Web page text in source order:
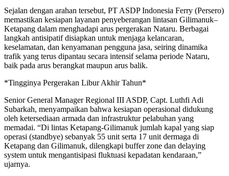
Sejalan dengan arahan tersebut, PT ASDP Indonesia Ferry (Persero)
memastikan kesiapan layanan penyeberangan lintasan Gilimanuk–
Ketapang dalam menghadapi arus pergerakan Nataru. Berbagai
langkah antisipatif disiapkan untuk menjaga kelancaran,
keselamatan, dan kenyamanan pengguna jasa, seiring dinamika
trafik yang terus dipantau secara intensif selama periode Nataru,
baik pada arus berangkat maupun arus balik.
*Tingginya Pergerakan Libur Akhir Tahun*
Senior General Manager Regional III ASDP, Capt. Luthfi Adi
Subarkah, menyampaikan bahwa kesiapan operasional didukung
oleh ketersediaan armada dan infrastruktur pelabuhan yang
memadai. “Di lintas Ketapang-Gilimanuk jumlah kapal yang siap
operasi (standbye) sebanyak 55 unit serta 17 unit dermaga di
Ketapang dan Gilimanuk, dilengkapi buffer zone dan delaying
system untuk mengantisipasi fluktuasi kepadatan kendaraan,”
ujarnya.